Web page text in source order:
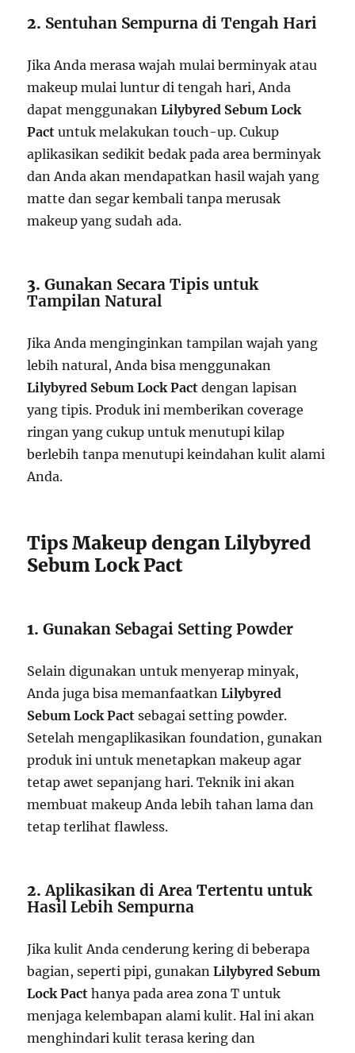
2. Sentuhan Sempurna di Tengah Hari
Jika Anda merasa wajah mulai berminyak atau
makeup mulai luntur di tengah hari, Anda
dapat menggunakanLilybyred Sebum Lock
Pact untuk melakukan touch-up. Cukup
aplikasikan sedikit bedak pada area berminyak
dan Anda akan mendapatkan hasil wajah yang
matte dan segar kembali tanpa merusak
makeup yang sudah ada.
3.Gunakan Secara Tipis untuk
Tampilan Natural
Jika Anda menginginkan tampilan wajah yang
lebih natural, Anda bisa menggunakan
Lilybyred Sebum Lock Pact dengan lapisan
yang tipis. Produk ini memberikan coverage
ringan yang cukup untuk menutupi kilap
berlebih tanpa menutupi keindahan kulit alami
Anda.
Tips Makeup dengan Lilybyred
Sebum Lock Pact
1.Gunakan Sebagai Setting Powder
Selain digunakan untuk menyerap minyak,
Anda juga bisa memanfaatkanLilybyred
Sebum Lock Pact sebagai setting powder.
Setelah mengaplikasikan foundation, gunakan
produk ini untuk menetapkan makeup agar
tetap awet sepanjang hari. Teknik ini akan
membuat makeup Anda lebih tahan lama dan
tetap terlihat flawless.
2.Aplikasikan di Area Tertentu untuk
Hasil Lebih Sempurna
Jika kulit Anda cenderung kering di beberapa
bagian, seperti pipi, gunakanLilybyred Sebum
Lock Pact hanya pada area zona T untuk
menjaga kelembapan alami kulit. Hal ini akan
menghindari kulit terasa kering dan